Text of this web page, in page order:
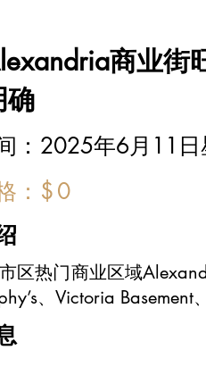
商业
确
： 2025年6月11日
： $0
区热门商业区域
、Victoria